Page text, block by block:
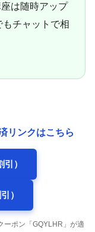
は随時アップ
チャットで相
リンクはこちら
）
）
ポン「GQYLHR」が適